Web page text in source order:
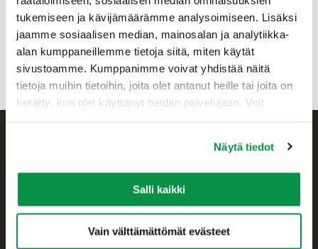
tukemiseen ja kävijämäärämme analysoimiseen. Lisäksi
jaamme sosiaalisen median, mainosalan ja analytiikka-
alan kumppaneillemme tietoja siitä, miten käytät
sivustoamme. Kumppanimme voivat yhdistää näitä
tietoja muihin tietoihin, joita olet antanut heille tai joita on
kerätty, kun olet käyttänyt heidän palvelujaan. Voit
Näytä tiedot
Salli kaikki
Vain välttämättömät evästeet
logistiikkapäälliköksi 4.9.2023 alkaen.
Hän toimii toistaiseksi Rekalla myös aiemmassa
tehtävässään Hyvinkään ja Riihimäen johdinvalmistuksen